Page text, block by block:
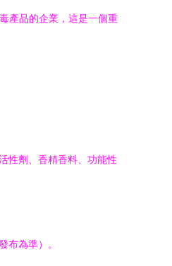
產品的企業，這是一個重
性劑、香精香料、功能性
布為準）。